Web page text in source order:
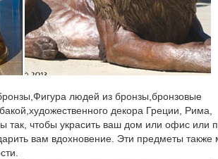
107938. *Статуэтка фарфоровая ЩЕНОК
статуэтки животных популярны в
собаки гипоаллергенны и прослужат долго
людей из бронзы,бронзовые
декора Греции, Рима,
так, чтобы украсить ваш дом или офис или
вам вдохновение. Эти предметы также